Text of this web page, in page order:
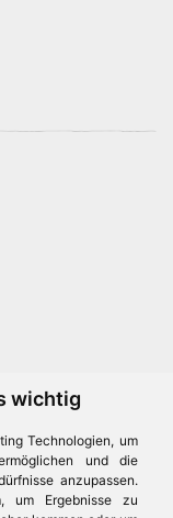
wichtig
Technologien, um
und die
anzupassen.
um Ergebnisse zu